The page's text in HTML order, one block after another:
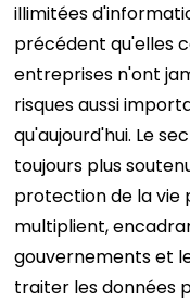
illimitées
précédent qu'elles
entreprises n'ont
risques aussi
qu'aujourd'hui. Le
toujours plus
protection de la vie
multiplient,
gouvernements et
traiter les données